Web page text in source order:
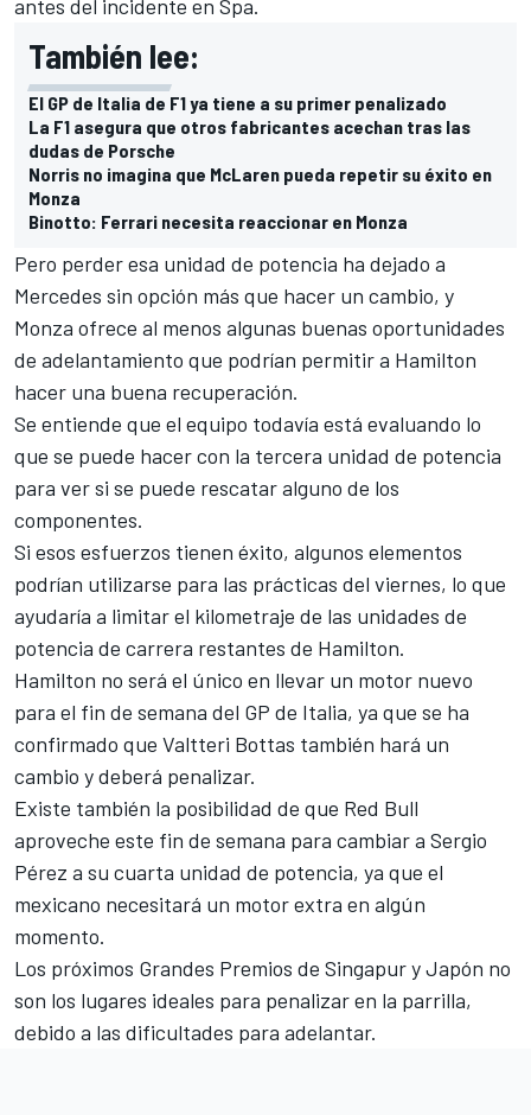
antes del incidente en Spa.
También lee:
El GP de Italia de F1 ya tiene a su primer penalizado
La F1 asegura que otros fabricantes acechan tras las
dudas de Porsche
Norris no imagina que McLaren pueda repetir su éxito en
Monza
Binotto: Ferrari necesita reaccionar en Monza
Pero perder esa unidad de potencia ha dejado a
Mercedes sin opción más que hacer un cambio, y
Monza ofrece al menos algunas buenas oportunidades
de adelantamiento que podrían permitir a Hamilton
hacer una buena recuperación.
Se entiende que el equipo todavía está evaluando lo
que se puede hacer con la tercera unidad de potencia
para ver si se puede rescatar alguno de los
componentes.
Si esos esfuerzos tienen éxito, algunos elementos
podrían utilizarse para las prácticas del viernes, lo que
ayudaría a limitar el kilometraje de las unidades de
potencia de carrera restantes de Hamilton.
Hamilton no será el único en llevar un motor nuevo
para el fin de semana del GP de Italia, ya que se ha
confirmado que Valtteri Bottas también hará un
cambio y deberá penalizar.
Existe también la posibilidad de que Red Bull
aproveche este fin de semana para cambiar a Sergio
Pérez a su cuarta unidad de potencia, ya que el
mexicano necesitará un motor extra en algún
momento.
Los próximos Grandes Premios de Singapur y Japón no
son los lugares ideales para penalizar en la parrilla,
debido a las dificultades para adelantar.